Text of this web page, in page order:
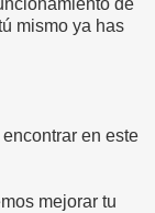
de
mismo ya has
en este
mejorar tu